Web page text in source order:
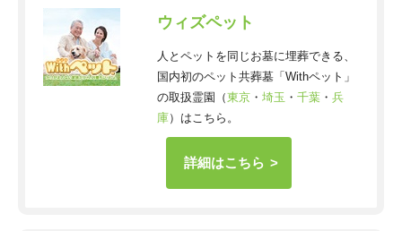
ウィズペット
人とペットを同じお墓に埋葬できる、
国内初のペット共葬墓「Withペット」
の取扱霊園（東京・ 埼玉 ・ 千葉・ 兵
庫）はこちら。
詳細はこちら